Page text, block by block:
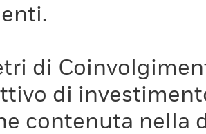
di
di
contenuta nella